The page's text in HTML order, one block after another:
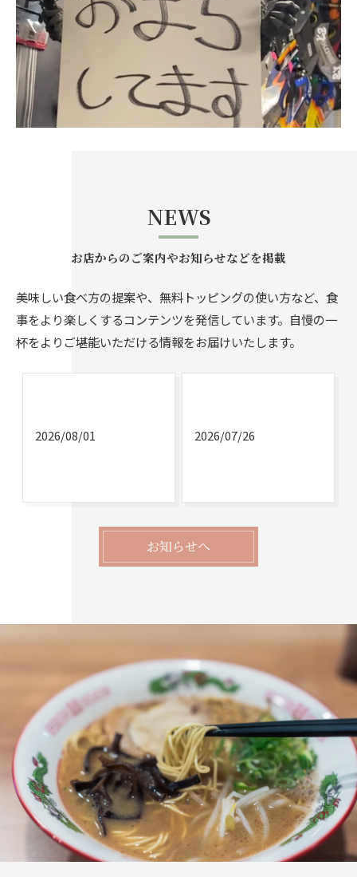
NEWS
お店からのご案内やお知らせなどを掲載
美味しい食べ方の提案や、無料トッピングの使い方など、食
事をより楽しくするコンテンツを発信しています。自慢の一
杯をよりご堪能いただける情報をお届けいたします。
2026/08/01 2026/07/26
お知らせへ